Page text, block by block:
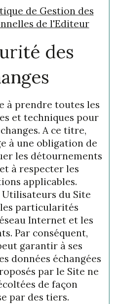
de Gestion des
de l'Editeur
des
à prendre toutes les
et techniques pour
A ce titre,
à une obligation de
les détournements
à respecter les
applicables.
Utilisateurs du Site
particularités
Internet et les
Par conséquent,
garantir à ses
données échangées
par le Site ne
de façon
par des tiers.